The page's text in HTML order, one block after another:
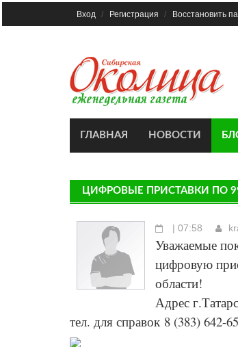
to
Вход Регистрация Восстановить
ГЛАВНАЯ НОВОСТИ
ЦИФРОВЫЕ ПРИСТАВКИ ПО
| 07:58
Уважаемые
цифровую
области!
Адрес
тел. для справок 8 (383) 642-